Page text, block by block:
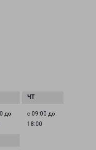
до
с 09:00 до
18:00